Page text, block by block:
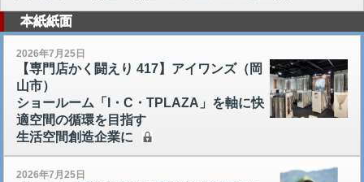
本紙紙面
2026年7月25日
【専門店かく闘えり 417】アイワンズ（岡
山市）
ショールーム「I・C・TPLAZA」を軸に快
適空間の循環を目指す
生活空間創造企業に
2026年7月25日